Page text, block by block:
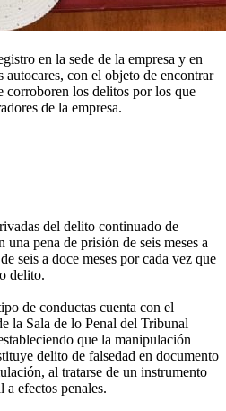
en la sede de la empresa y en
autocares, con el objeto de encontrar
corroboren los delitos por los que
de la empresa.
del delito continuado de
pena de prisión de seis meses a
seis a doce meses por cada vez que
delito.
de conductas cuenta con el
la Sala de lo Penal del Tribunal
que la manipulación
delito de falsedad en documento
al tratarse de un instrumento
efectos penales.